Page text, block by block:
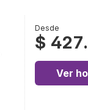
Desde
$
Ver